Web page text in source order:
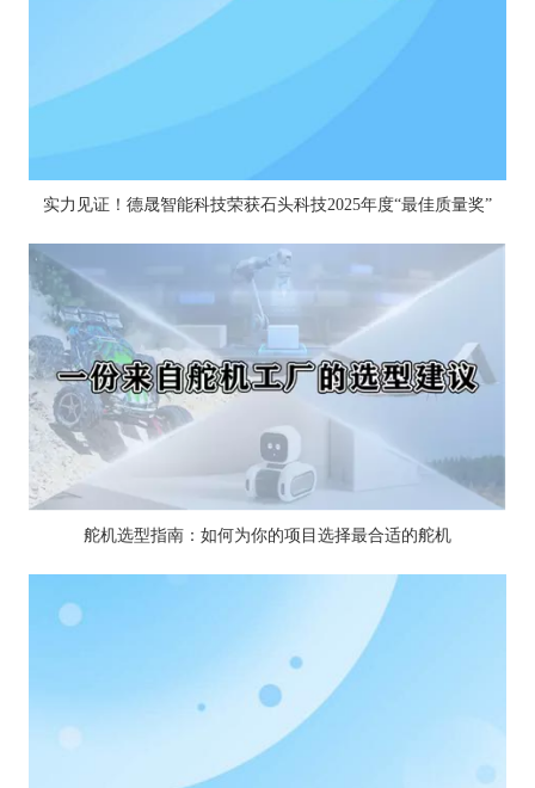
实力见证！德晟智能科技荣获石头科技2025年度“最佳质量奖”
舵机选型指南：如何为你的项目选择最合适的舵机